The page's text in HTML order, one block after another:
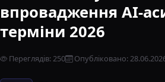
впровадження AI-
терміни 2026
Переглядів:250 Опубліковано: